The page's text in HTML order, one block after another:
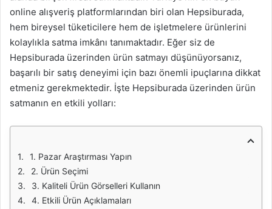
online alışveriş platformlarından biri olan Hepsiburada,
hem bireysel tüketicilere hem de işletmelere ürünlerini
kolaylıkla satma imkânı tanımaktadır. Eğer siz de
Hepsiburada üzerinden ürün satmayı düşünüyorsanız,
başarılı bir satış deneyimi için bazı önemli ipuçlarına dikkat
etmeniz gerekmektedir. İşte Hepsiburada üzerinden ürün
satmanın en etkili yolları:
1. Pazar Araştırması Yapın
2. Ürün Seçimi
3. Kaliteli Ürün Görselleri Kullanın
4. Etkili Ürün Açıklamaları